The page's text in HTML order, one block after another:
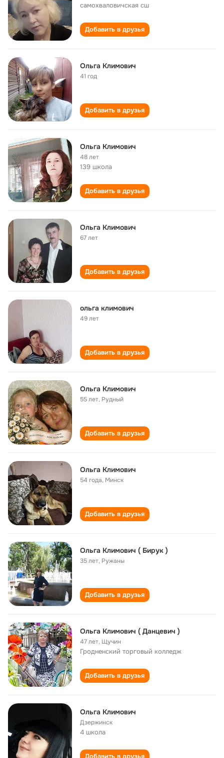
самохваловичская сш
Добавить в друзья
Ольга Климович
41 год
Добавить в друзья
Ольга Климович
48 лет
139 школа
Добавить в друзья
Ольга Климович
67 лет
Добавить в друзья
ольга климович
49 лет
Добавить в друзья
Ольга Климович
55 лет, Рудный
Добавить в друзья
Ольга Климович
54 года, Минск
Добавить в друзья
Ольга Климович ( Бирук )
35 лет, Ружаны
Добавить в друзья
Ольга Климович ( Данцевич )
47 лет, Щучин
Гродненский торговый колледж
Добавить в друзья
Ольга Климович
Дзержинск
4 школа
Добавить в друзья